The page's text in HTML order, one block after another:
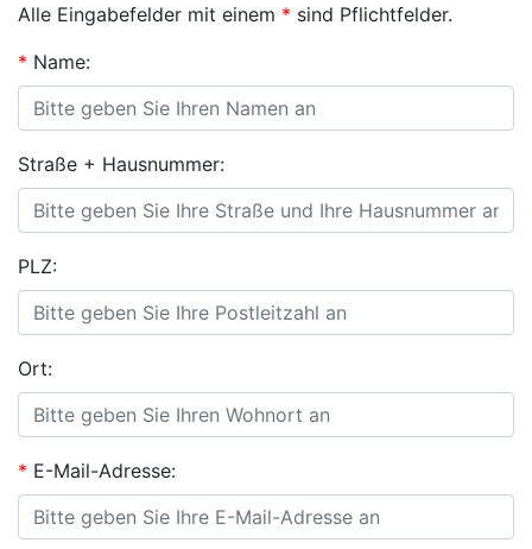
Alle Eingabefelder mit einem * sind Pflichtfelder.
* Name:
Straße + Hausnummer:
PLZ:
Ort:
* E-Mail-Adresse: